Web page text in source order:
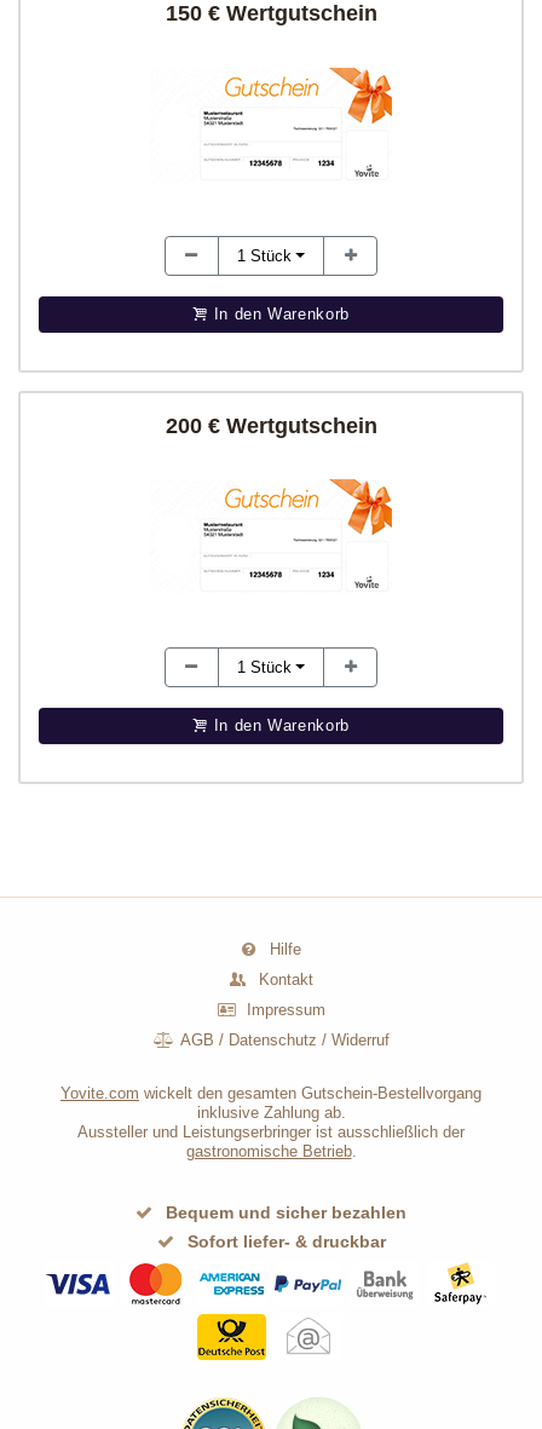
150 € Wertgutschein
1 Stück
In den Warenkorb
200 € Wertgutschein
1 Stück
In den Warenkorb
Hilfe
Kontakt
Impressum
AGB / Datenschutz /Widerruf
Yovite.com wickelt den gesamten Gutschein-Bestellvorgang
inklusive Zahlung ab.
Aussteller und Leistungserbringer ist ausschließlich der
gastronomische Betrieb.
Bequem und sicher bezahlen
Sofort liefer- & druckbar